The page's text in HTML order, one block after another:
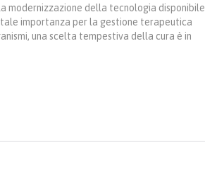
della tecnologia disponibile.
importanza per la gestione terapeutica
una scelta tempestiva della cura è in